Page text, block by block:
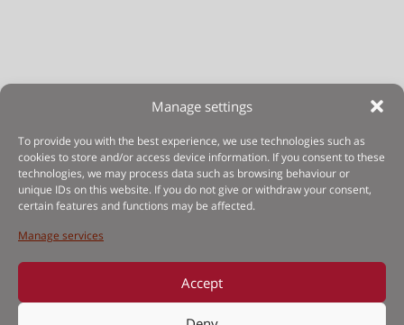
Manage settings
To provide you with the best experience, we use technologies such as
cookies to store and/or access device information. If you consent to these
technologies, we may process data such as browsing behaviour or
unique IDs on this website. If you do not give or withdraw your consent,
certain features and functions may be affected.
Manage services
Accept
Privacy Policy
Terms of use
Cookies Policy